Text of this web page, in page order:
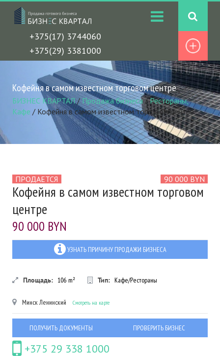
+375(17) 3744060
+375(29) 3381000
Кофейня в самом известном торговом центре
БИЗНЕС КВАРТАЛ/Продажа бизнеса/Рестораны,
Кафе / Кофейня в самом известном торговом центре
ПРОДАЕТСЯ 90 000 BYN
Кофейня в самом известном торговом
центре
90 000 BYN
УЗНАТЬ ПРИЧИНУ ПРОДАЖИ БИЗНЕСА
Площадь: 106 m² Тип: Кафе/Рестораны
МинскЛенинский Смотреть на карте
ПОЛУЧИТЬ ДОКУМЕНТЫ ПРОВЕРИТЬ БИЗНЕС
+375 29 338 1000